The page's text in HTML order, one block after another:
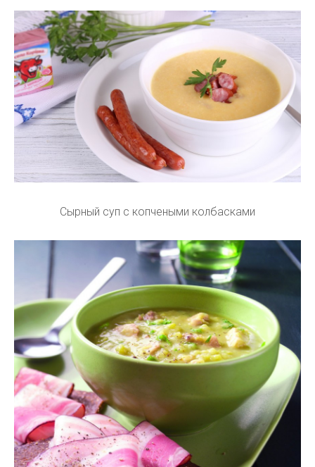
Сырный суп с копчеными колбасками